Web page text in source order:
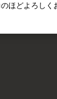
ほどよろしく